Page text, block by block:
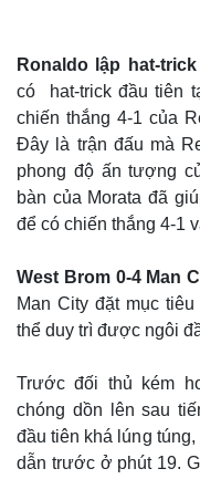
Ronaldo lập hat-
có hat-trick đầu tiên
chiến thắng 4-1 của
Đây là trận đấu mà
phong độ ấn tượng
bàn của Morata đã
để có chiến thắng 4-1
West Brom 0-4 Man
Man City đặt mục
thể duy trì được ngôi
Trước đối thủ kém
chóng dồn lên sau
đầu tiên khá lúng
dẫn trước ở phút 19.